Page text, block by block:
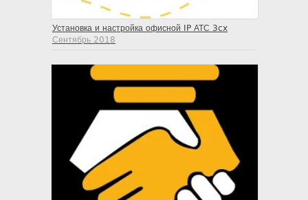
Установка и настройка офисной IP АТС 3cx
Сентябрь 2018